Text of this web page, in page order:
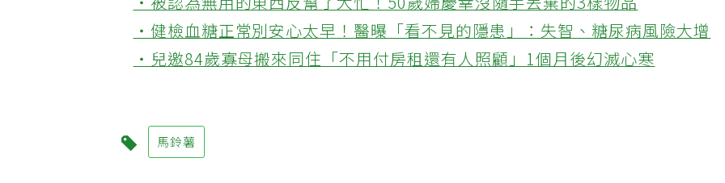
‧被認為無用的東西反幫了大忙！50歲婦慶幸沒隨手丟棄的3樣物品
‧健檢血糖正常別安心太早！醫曝「看不見的隱患」：失智、糖尿病風險大增
‧兒邀84歲寡母搬來同住「不用付房租還有人照顧」1個月後幻滅心寒
馬鈴薯